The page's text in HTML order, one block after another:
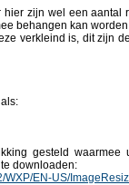
zijn wel een aantal
behangen kan
verkleind is, dit zijn
gesteld waarmee
downloaden:
EN-US/